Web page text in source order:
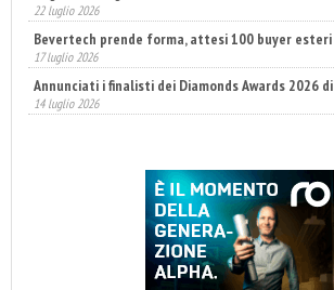
22 luglio 2026
Bevertech prende forma, attesi 100 buyer esteri
17 luglio 2026
Annunciati i finalisti dei Diamonds Awards 2026 di
14 luglio 2026